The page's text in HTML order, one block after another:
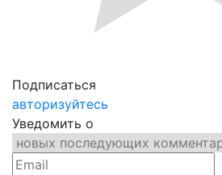
Подписаться
авторизуйтесь
Уведомить о